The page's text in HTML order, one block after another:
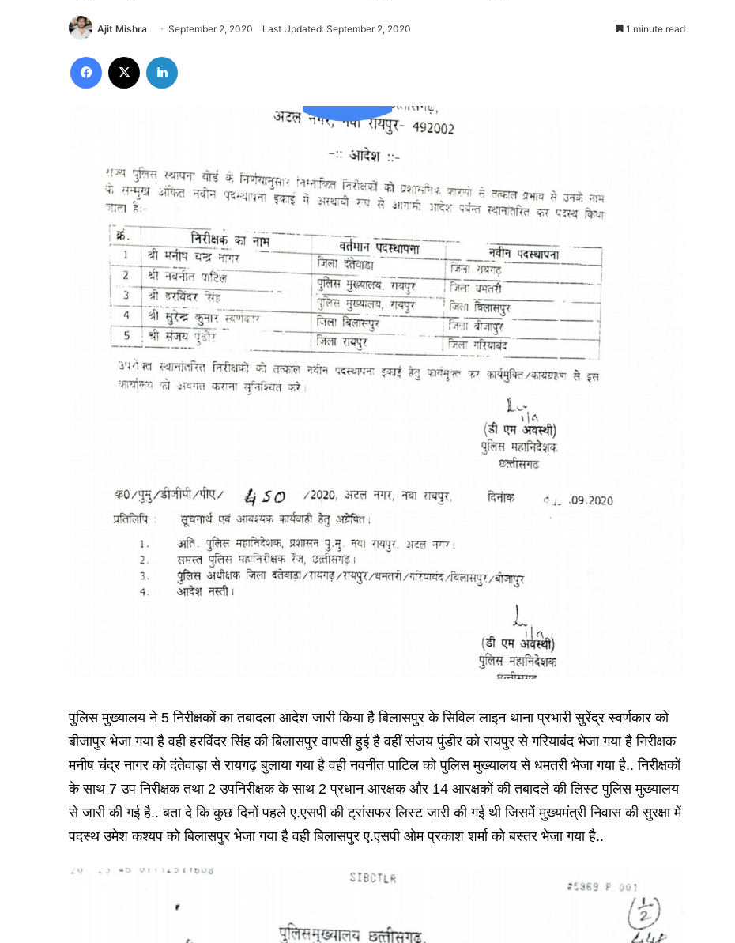
Ajit Mishra September 2, 2020 Last Updated: September 2, 2020 1 minute read
Facebook
पुलिस मुख्यालय ने 5 निरीक्षकों का तबादला आदेश जारी किया है बिलासपुर के सिविल लाइन थाना प्रभारी सुरेंद्र स्वर्णकार को
बीजापुर भेजा गया है वही हरविंदर सिंह की बिलासपुर वापसी हुई है वहीं संजय पुंडीर को रायपुर से गरियाबंद भेजा गया है निरीक्षक
मनीष चंद्र नागर को दंतेवाड़ा से रायगढ़ बुलाया गया है वही नवनीत पाटिल को पुलिस मुख्यालय से धमतरी भेजा गया है.. निरीक्षकों
के साथ 7 उप निरीक्षक तथा 2 उपनिरीक्षक के साथ 2 प्रधान आरक्षक और 14 आरक्षकों की तबादले की लिस्ट पुलिस मुख्यालय
से जारी की गई है.. बता दे कि कुछ दिनों पहले ए.एसपी की ट्रांसफर लिस्ट जारी की गई थी जिसमें मुख्यमंत्री निवास की सुरक्षा में
पदस्थ उमेश कश्यप को बिलासपुर भेजा गया है वही बिलासपुर ए.एसपी ओम प्रकाश शर्मा को बस्तर भेजा गया है..